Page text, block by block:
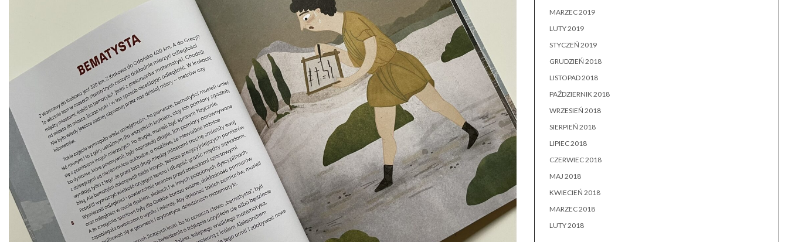
MARZEC 2019
LUTY 2019
STYCZEŃ 2019
GRUDZIEŃ 2018
LISTOPAD 2018
PAŹDZIERNIK 2018
WRZESIEŃ 2018
SIERPIEŃ 2018
LIPIEC 2018
CZERWIEC 2018
MAJ 2018
KWIECIEŃ 2018
MARZEC 2018
LUTY 2018